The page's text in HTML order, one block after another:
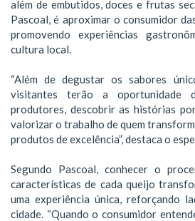
além de embutidos, doces e frutas
Pascoal, é aproximar o consumidor
promovendo experiências
cultura local.
“Além de degustar os sabores
visitantes terão a oportunidade
produtores, descobrir as histórias
valorizar o trabalho de quem
produtos de excelência”, destaca o
Segundo Pascoal, conhecer o
características de cada queijo
uma experiência única, reforçando
cidade. “Quando o consumidor